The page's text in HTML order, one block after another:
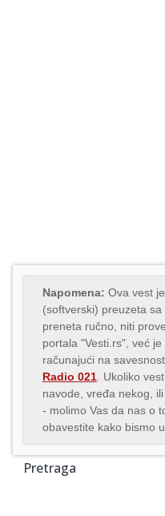
Napomena: Ova vest
(softverski) preuzeta sa
preneta ručno, niti
portala "Vesti.rs", već
računajući na
Radio 021 . Ukoliko
navode, vređa nekog,
- molimo Vas da nas o
obavestite kako bismo
Pretraga